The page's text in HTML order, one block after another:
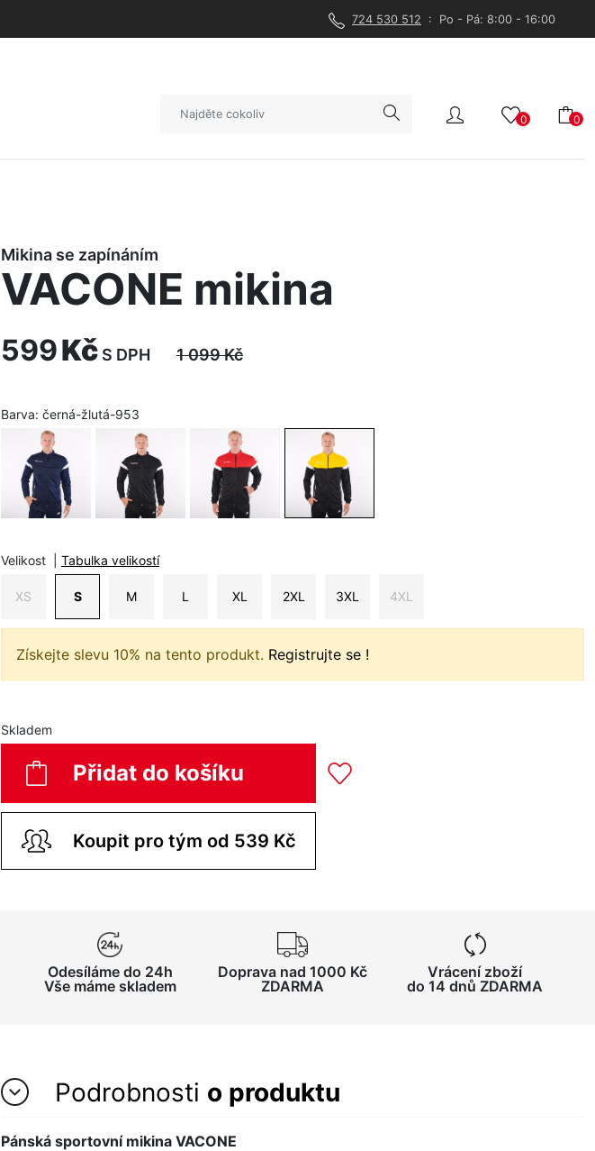
724 530 512 : Po - Pá: 8:00 - 16:00
0 0
Mikina se zapínáním
VACONE mikina
599Kč S DPH 1 099Kč
Barva: černá-žlutá-953
Velikost Tabulka velikostí
XS S M L XL 2XL 3XL 4XL
Získejte slevu 10% na tento produkt. Registrujte se !
Skladem
Přidat do košíku
Koupit pro tým od 539 Kč
Odesíláme do 24h
Vše máme skladem
Doprava nad 1000 Kč
ZDARMA
Vrácení zboží
do 14 dnů ZDARMA
Podrobnosti o produktu
Pánská sportovní mikina VACONE